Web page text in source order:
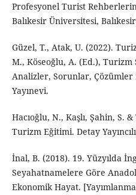
Profesyonel Turist
Balıkesir Üniversitesi,
Güzel, T., Atak, U. (2022).
M., Köseoğlu, A. (Ed.),
Analizler, Sorunlar, Çözümler
Yayınevi.
Hacıoğlu, N., Kaşlı, Şahin, S.
Turizm Eğitimi. Detay
İnal, B. (2018). 19. Yüzyılda
Seyahatnamelere Göre
Ekonomik Hayat.